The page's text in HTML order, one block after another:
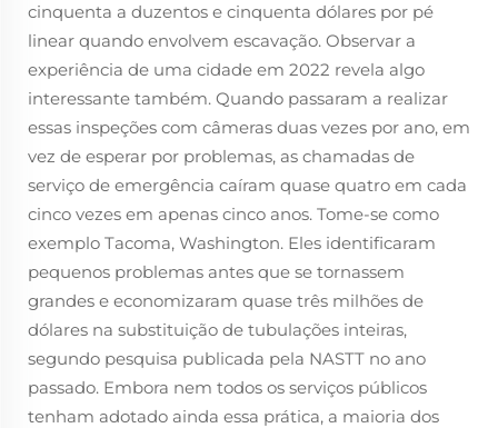
cinquenta a duzentos e cinquenta dólares por pé
linear quando envolvem escavação. Observar a
experiência de uma cidade em 2022 revela algo
interessante também. Quando passaram a realizar
essas inspeções com câmeras duas vezes por ano, em
vez de esperar por problemas, as chamadas de
serviço de emergência caíram quase quatro em cada
cinco vezes em apenas cinco anos. Tome-se como
exemplo Tacoma, Washington. Eles identificaram
pequenos problemas antes que se tornassem
grandes e economizaram quase três milhões de
dólares na substituição de tubulações inteiras,
segundo pesquisa publicada pela NASTT no ano
passado. Embora nem todos os serviços públicos
tenham adotado ainda essa prática, a maioria dos